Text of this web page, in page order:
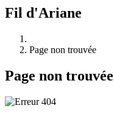
Fil d'Ariane
Page non trouvée
Page non trouvée